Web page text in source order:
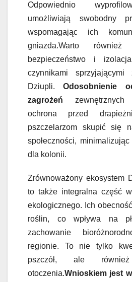
Odpowiednio
umożliwiają swobodny
wspomagając ich
gniazda.Warto
bezpieczeństwo i
czynnikami
Dziupli.Odosobnienie
zagrożeń
ochrona przed
pszczelarzom skupić się
społeczności,
dla kolonii.
Zrównoważony ekosystem
to także integralna część
ekologicznego. Ich
roślin, co wpływa na
zachowanie
regionie. To nie tylko
pszczół, ale
otoczenia.Wnioskiem jest